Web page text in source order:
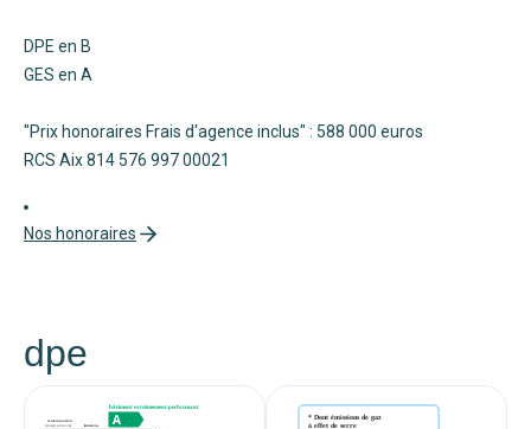
DPE en B
GES en A
"Prix honoraires Frais d'agence inclus" : 588 000 euros
RCS Aix 814 576 997 00021
Nos honoraires
dpe